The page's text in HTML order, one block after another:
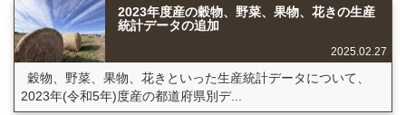
2023年度産の穀物、野菜、果物、花きの生産
統計データの追加
2025.02.27
穀物、野菜、果物、花きといった生産統計データについて、
2023年(令和5年)度産の都道府県別デ...